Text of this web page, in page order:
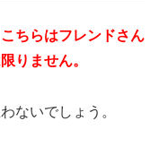
こちらはフレンドさん
りません。
ないでしょう。